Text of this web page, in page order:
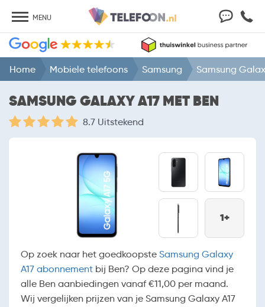
MENU
Home Mobiele telefoons Samsung Samsung
SAMSUNG GALAXY A17 MET BEN
8.7 Uitstekend
1+
Op zoek naar het goedkoopste Samsung Galaxy
A17 abonnement bij Ben? Op deze pagina vind je
alle Ben aanbiedingen vanaf €11,00 per maand.
Wij vergelijken prijzen van je Samsung Galaxy A17